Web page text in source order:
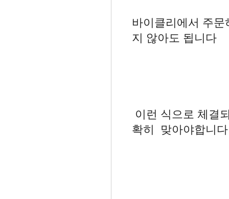
바이클리에서 주
지 않아도 됩니다
이런 식으로 체
확히 맞아야합니